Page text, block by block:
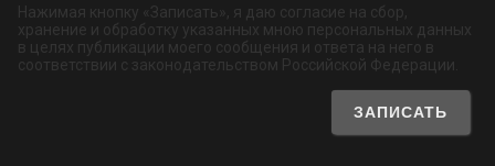
Нажимая кнопку «Записать», я даю согласие на сбор,
хранение и обработку указанных мною персональных данных
в целях публикации моего сообщения и ответа на него в
соответствии с законодательством Российской Федерации.